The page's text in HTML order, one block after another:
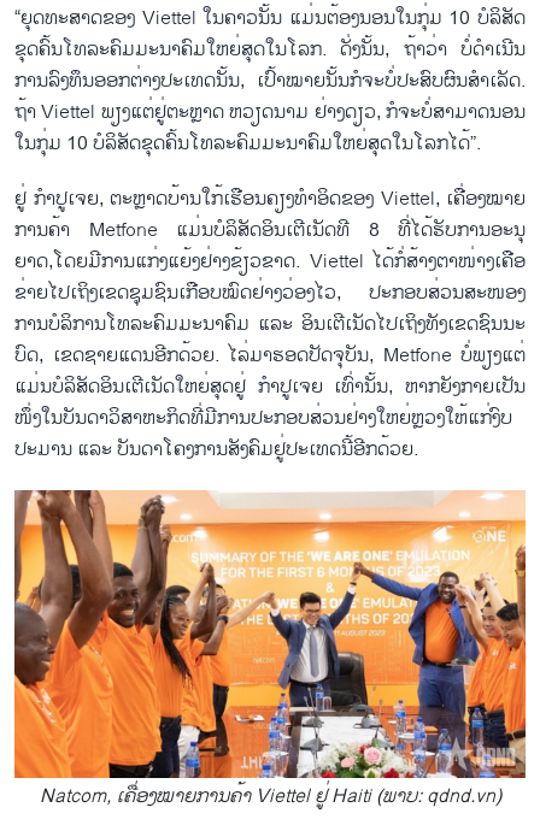
“ຍຸດ​ທະ​ສາດ​ຂອງ Viettel ໃນ​ຄາວ​ນັ້ນ ແມ່ນ​ຕ້ອງນອນ​ໃນ​ກຸ່ມ 10 ບໍ​ລິ​ສັດ​
ຂຸດ​ຄົ້ນ​ໂທ​ລະ​ຄົມ​ມະ​ນາ​ຄົມ​ໃຫຍ່​ສຸດ​ໃນ​ໂລກ. ດັ່ງ​ນັ້ນ, ຖ້າ​ວ່າ ບໍ່​ດຳ​ເນີນ​
ການ​ລົງ​ທຶນ​ອອກ​​ຕ່າງ​ປະ​ເທດ​ນັ້ນ, ເປົ້າ​ໝາຍ​ນັ້ນ​ກໍ​ຈະ​ບໍ່​ປະ​ສົບ​ຜົ​ນ​ສຳ​ເລັດ.
ຖ້າ Viettel ພຽງ​ແຕ່​ຢູ່​ຕະຫຼາດ ຫວຽດ​ນາມ ຢ່າງ​ດຽວ, ກໍ​ຈະ​ບໍ່​ສາ​ມາດ​ນອນ​
ໃນ​ກຸ່ມ 10 ບໍ​ລິ​ສັດ​ຂຸດ​ຄົ້ນ​ໂທ​ລະ​ຄົມ​ມະ​ນາ​ຄົມ​ໃຫຍ່​ສຸດ​ໃນ​ໂລກ​ໄດ້”.
ຢູ່ ກຳ​ປູ​ເຈຍ, ຕະຫຼາດ​ບ້ານ​ໃກ້​ເຮືອນ​ຄຽງ​ທຳ​ອິດ​ຂອງ Viettel, ເຄື່ອງ​ໝາຍ​
ການ​ຄ້າ Metfone ແມ່ນ​ບໍ​ລິ​ສັດ​ອິນ​ເຕີ​ເນັດ​ທີ 8 ທີ່​ໄດ້​ຮັບ​ການ​ອະ​ນຸ
ຍາດ,ໂດຍມີ​ການແກ່ງແຍ້ງ​ຢ່າງ​ຂ້ຽວ​ຂາດ. Viettel ໄດ້​ກໍ່​ສ້າງ​ຕາ​ໜ່າງ​ເຄືອ
ຂ່າຍໄປເຖິງ​ເຂດ​ຊຸມ​ຊົນ​ເກືອບ​ໝົດຢ່າງວ່ອງ​ໄວ, ປະ​ກອບ​ສ່ວນ​ສ​ະໜອງ​
ການ​ບໍ​ລິ​ການ​ໂທ​ລະ​ຄົມ​ມະ​ນາ​ຄົມ ແລະ ອິນ​ເຕີ​ເນັດ​ໄປເຖິງ​ທັງ​ເຂດ​ຊົນ​ນະ​
ບົດ, ເຂດ​ຊາຍ​ແດນ​ອີກ​ດ້ວຍ. ໄລ່​ມາ​ຮອດ​ປັ​ດ​ຈຸ​ບັນ, Metfone ບໍ່​ພຽງ​ແຕ່​
ແມ່ນ​ບໍ​ລິ​ສັດ​ອິນ​ເຕີ​ເນັດ​ໃຫຍ່​ສຸດ​ຢູ່ ກຳ​ປູ​ເຈຍ ເທົ່າ​ນັ້ນ, ຫາກ​ຍັງ​ກາຍ​ເປັນ​
ໜຶ່ງໃນ​ບັນ​ດາ​ວິ​ສາ​ຫະ​ກິດ​ທີ່​ມີ​ການ​ປະ​ກອບ​ສ່ວນ​ຢ່າງ​ໃຫຍ່ຫຼວງ​ໃຫ້​ແ​ກ່​ງົບ​
ປະ​ມານ ແລະ ບັນ​ດາ​ໂຄງ​ການ​ສັງ​ຄົມ​ຢູ່​ປະ​ເທດ​ນີ້​ອີກ​ດ້ວຍ.
Natcom, ເຄື່ອງ​ໝາຍ​ການ​ຄ້າ Viettel ຢູ່ Haiti (ພາບ: qdnd.vn)